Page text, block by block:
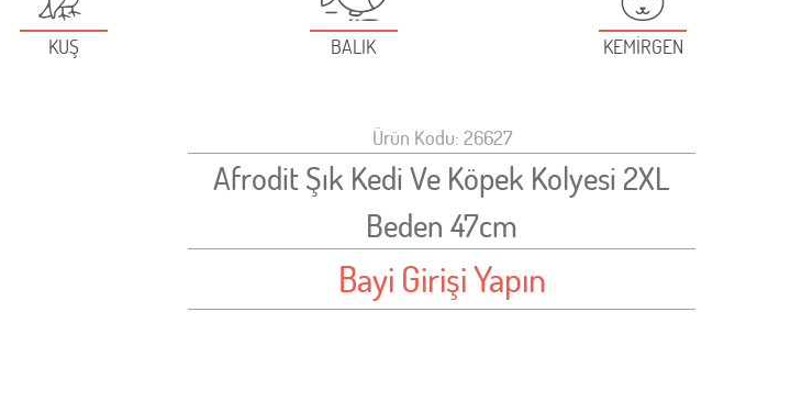
KUŞ BALIK KEMİRGEN
Ürün Kodu: 26627
Afrodit Şık Kedi Ve Köpek Kolyesi 2XL
Beden 47cm
Bayi Girişi Yapın